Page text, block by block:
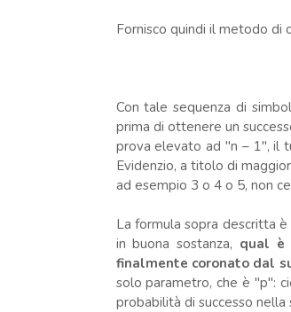
Fornisco quindi il metodo di
Con tale sequenza di
prima di ottenere un
prova elevato ad "n – 1", il
Evidenzio, a titolo di
ad esempio 3 o 4 o 5, non
La formula sopra descritta
in buona sostanza, qual è
finalmente coronato dal
solo parametro, che è "p":
probabilità di successo